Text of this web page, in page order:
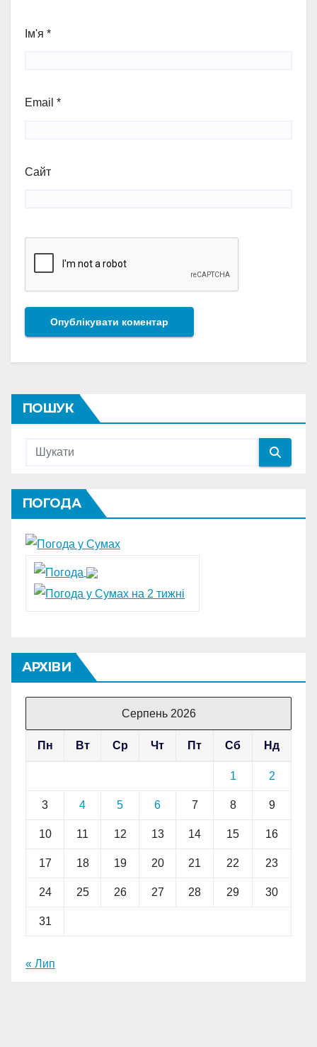
Ім'я *
Email *
Сайт
ПОШУК
ПОГОДА
АРХІВИ
Серпень 2026
Пн Вт Ср Чт Пт Сб Нд
1 2
3 4 5 6 7 8 9
10 11 12 13 14 15 16
17 18 19 20 21 22 23
24 25 26 27 28 29 30
31
« Лип